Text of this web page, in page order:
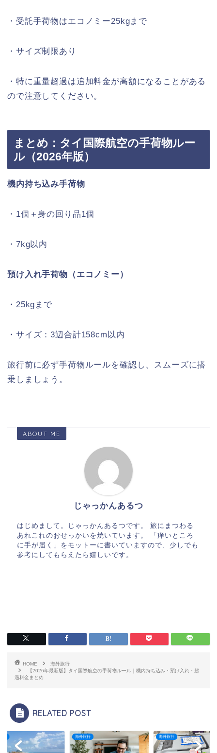
・受託手荷物はエコノミー25kgまで
・サイズ制限あり
・特に重量超過は追加料金が高額になることがある
ので注意してください。
まとめ：タイ国際航空の手荷物ルー
ル（2026年版）
機内持ち込み手荷物
・1個＋身の回り品1個
・7kg以内
預け入れ手荷物（エコノミー）
・25kgまで
・サイズ：3辺合計158cm以内
旅行前に必ず手荷物ルールを確認し、スムーズに搭
乗しましょう。
ABOUT ME
じゃっかんあるつ
はじめまして。じゃっかんあるつです。 旅にまつわる
あれこれのおせっかいを焼いています。 「痒いところ
に手が届く」をモットーに書いていますので、少しでも
参考にしてもらえたら嬉しいです。
HOME
海外旅行
【2026年最新版】タイ国際航空の手荷物ルール｜機内持ち込み・預け入れ・超
過料金まとめ
RELATED POST
海外旅行 海外旅行